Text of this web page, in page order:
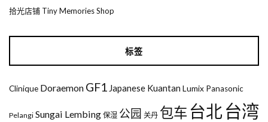
拾光店铺 Tiny Memories Shop
标签
Clinique Doraemon GF1 Japanese Kuantan Lumix Panasonic
Pelangi Sungai Lembing 保湿 公园 关丹 包车 台北 台湾